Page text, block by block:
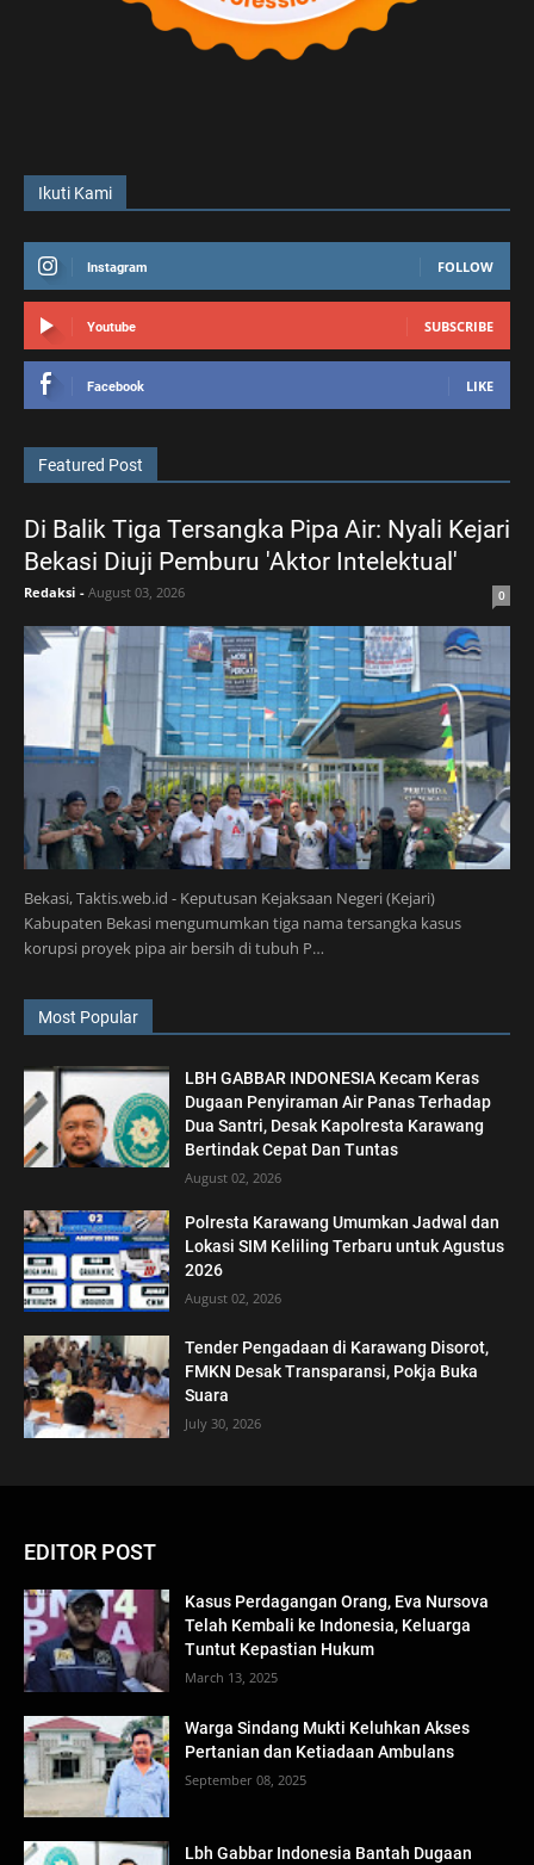
Ikuti Kami
Instagram FOLLOW
Youtube SUBSCRIBE
Facebook LIKE
Featured Post
Di Balik Tiga Tersangka Pipa Air: Nyali Kejari
Bekasi Diuji Pemburu 'Aktor Intelektual'
Redaksi - August 03, 2026 0
Bekasi, Taktis.web.id - Keputusan Kejaksaan Negeri (Kejari)
Kabupaten Bekasi mengumumkan tiga nama tersangka kasus
korupsi proyek pipa air bersih di tubuh P…
Most Popular
LBH GABBAR INDONESIA Kecam Keras
Dugaan Penyiraman Air Panas Terhadap
Dua Santri, Desak Kapolresta Karawang
Bertindak Cepat Dan Tuntas
August 02, 2026
Polresta Karawang Umumkan Jadwal dan
Lokasi SIM Keliling Terbaru untuk Agustus
2026
August 02, 2026
Tender Pengadaan di Karawang Disorot,
FMKN Desak Transparansi, Pokja Buka
Suara
July 30, 2026
EDITOR POST
Kasus Perdagangan Orang, Eva Nursova
Telah Kembali ke Indonesia, Keluarga
Tuntut Kepastian Hukum
March 13, 2025
Warga Sindang Mukti Keluhkan Akses
Pertanian dan Ketiadaan Ambulans
September 08, 2025
Lbh Gabbar Indonesia Bantah Dugaan